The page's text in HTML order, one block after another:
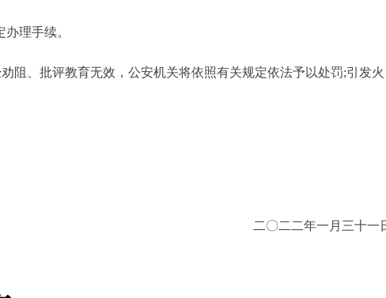
理手续。
、批评教育无效，公安机关将依照有关规定依法予以处罚;引发火
二〇二二年一月三十一